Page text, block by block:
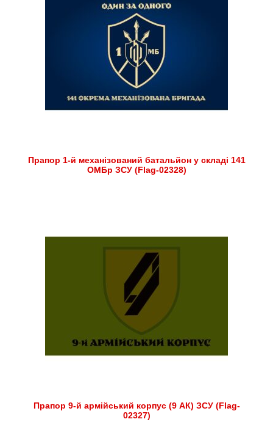
Прапор 1-й механізований батальйон у складі 141
ОМБр ЗСУ (Flag-02328)
Прапор 9-й армійський корпус (9 АК) ЗСУ (Flag-
02327)